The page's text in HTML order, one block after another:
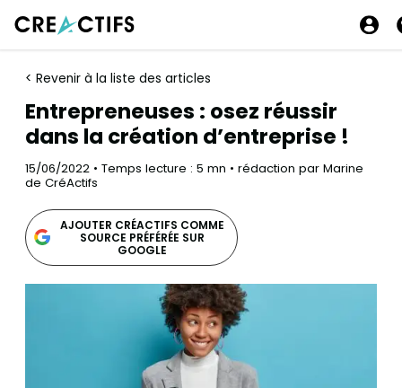
< Revenir à la liste des articles
Entrepreneuses : osez réussir
dans la création d’entreprise !
15/06/2022 • Temps lecture : 5 mn • rédaction par Marine
de CréActifs
AJOUTER CRÉACTIFS COMME
SOURCE PRÉFÉRÉE SUR
GOOGLE